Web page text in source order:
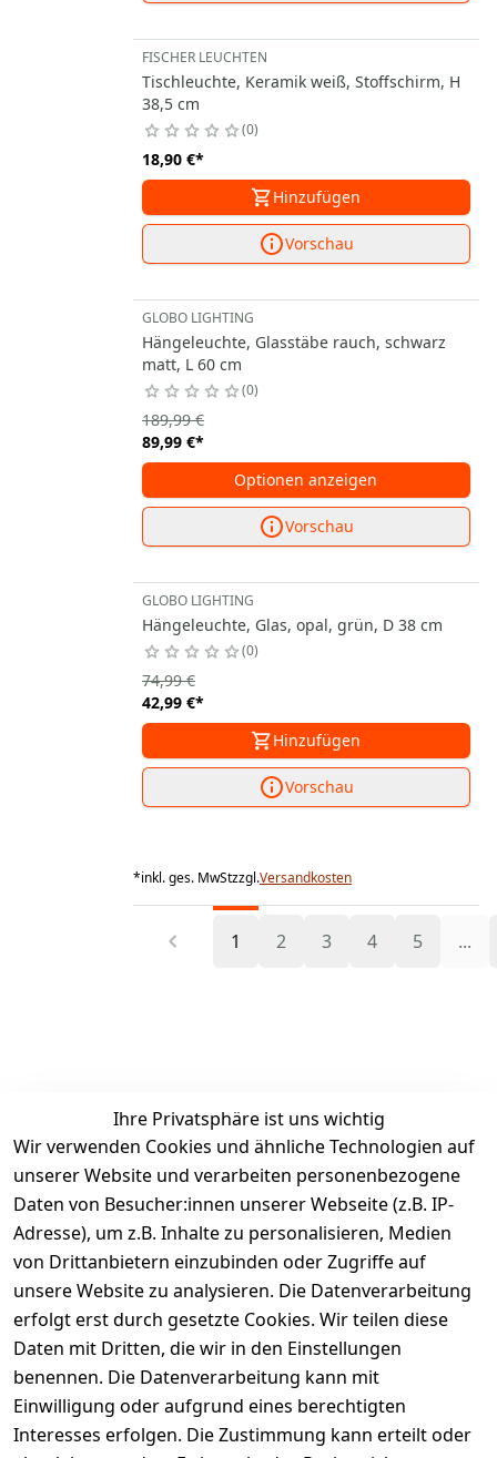
FISCHER LEUCHTEN
Tischleuchte, Keramik weiß, Stoffschirm, H
38,5 cm
0
18,90 €*
Hinzufügen
Vorschau
GLOBO LIGHTING
Hängeleuchte, Glasstäbe rauch, schwarz
matt, L 60 cm
0
89,99 €*
189,99 €
Optionen anzeigen
Vorschau
GLOBO LIGHTING
Hängeleuchte, Glas, opal, grün, D 38 cm
0
42,99 €*
74,99 €
Hinzufügen
Vorschau
*inkl. ges. MwStzzgl.Versandkosten
1 2 3 4 5 ...
Ihre Privatsphäre ist uns wichtig
Wir verwenden Cookies und ähnliche Technologien auf
unserer Website und verarbeiten personenbezogene
Daten von Besucher:innen unserer Webseite (z.B. IP-
Adresse), um z.B. Inhalte zu personalisieren, Medien
von Drittanbietern einzubinden oder Zugriffe auf
unsere Website zu analysieren. Die Datenverarbeitung
erfolgt erst durch gesetzte Cookies. Wir teilen diese
Daten mit Dritten, die wir in den Einstellungen
benennen. Die Datenverarbeitung kann mit
Einwilligung oder aufgrund eines berechtigten
Interesses erfolgen. Die Zustimmung kann erteilt oder
Rechtliches
AGB
Impressum
Datenschutze
rklärung
Barrierefreihe
Services
Kontakt
Registrieren
Retourenpo
rtal